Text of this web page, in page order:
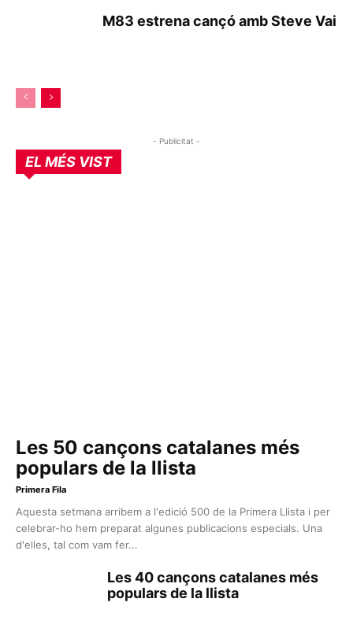
M83 estrena cançó amb Steve Vai
- Publicitat -
EL MÉS VIST
Les 50 cançons catalanes més
populars de la llista
Primera Fila
Aquesta setmana arribem a l'edició 500 de la Primera Llista i per
celebrar-ho hem preparat algunes publicacions especials. Una
d'elles, tal com vam fer...
Les 40 cançons catalanes més
populars de la llista